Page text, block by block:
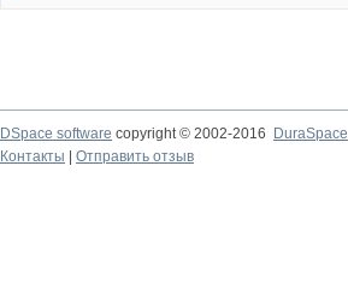
DSpace software copyright © 2002-2016
DuraSpace
Контакты
Отправить отзыв